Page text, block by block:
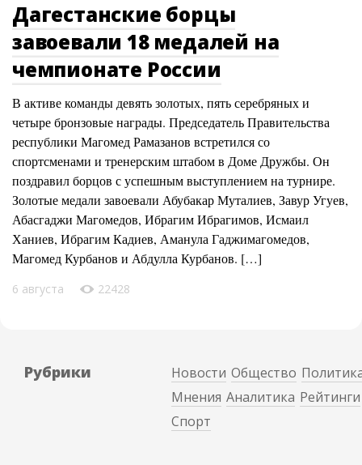
Дагестанские борцы
завоевали 18 медалей на
чемпионате России
В активе команды девять золотых, пять серебряных и
четыре бронзовые награды. Председатель Правительства
республики Магомед Рамазанов встретился со
спортсменами и тренерским штабом в Доме Дружбы. Он
поздравил борцов с успешным выступлением на турнире.
Золотые медали завоевали Абубакар Муталиев, Завур Угуев,
Абасгаджи Магомедов, Ибрагим Ибрагимов, Исмаил
Ханиев, Ибрагим Кадиев, Аманула Гаджимагомедов,
Магомед Курбанов и Абдулла Курбанов. […]
6 августа 22428
Рубрики Новости Общество
Мнения Аналитика Рейтинги
Спорт